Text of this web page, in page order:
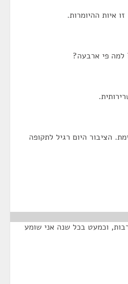
איות ההיומרות.
למה פי ארבעה?
הציבור היום רגיל לתקופה
וכמעט בכל שנה אני שומע